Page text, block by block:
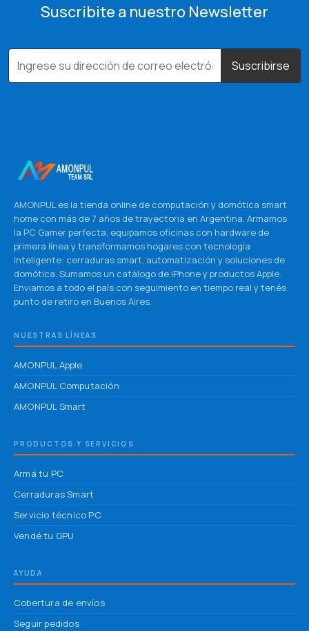
Suscribite a nuestro Newsletter
Suscribirse
AMONPUL es la tienda online de computación y domótica smart
home con más de 7 años de trayectoria en Argentina. Armamos
la PC Gamer perfecta, equipamos oficinas con hardware de
primera línea y transformamos hogares con tecnología
inteligente: cerraduras smart, automatización y soluciones de
domótica. Sumamos un catálogo de iPhone y productos Apple.
Enviamos a todo el país con seguimiento en tiempo real y tenés
punto de retiro en Buenos Aires.
NUESTRAS LÍNEAS
AMONPUL Apple
AMONPUL Computación
AMONPUL Smart
PRODUCTOS Y SERVICIOS
Armá tu PC
Cerraduras Smart
Servicio técnico PC
Vendé tu GPU
AYUDA
Cobertura de envíos
Seguir pedidos